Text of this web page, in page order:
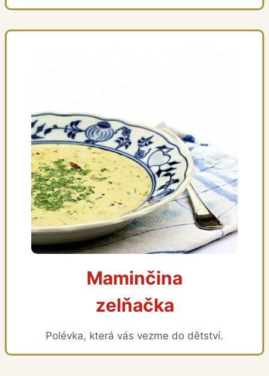
Maminčina
zelňačka
Polévka, která vás vezme do dětství.